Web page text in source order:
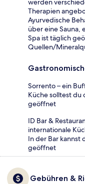
werden
Therapien
Ayurvedische
über eine Sauna,
Spa ist täglich
Quellen/
Sorrento – ein
Küche solltest du
geöffnet
ID Bar &
internationale
In der Bar kannst
geöffnet
Gebühren &